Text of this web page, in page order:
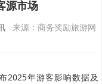
源市场
来源：商务奖励旅游网
2025年游客影响数据及